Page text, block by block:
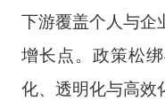
下游覆盖个人与企
增长点。政策松
化、透明化与高效